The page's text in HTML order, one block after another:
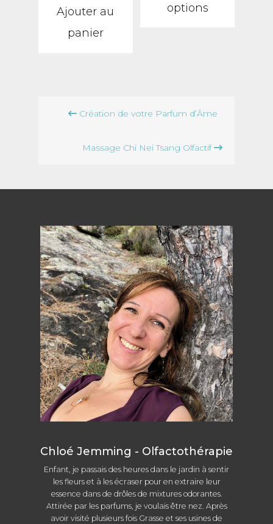
Ajouter au
panier
options
sur
page
du
produit
Navigation
l’article
Création de votre Parfum d’Âme
Massage Chi Nei Tsang Olfactif
Chloé Jemming - Olfactothérapie
Enfant, je passais des heures dans le jardin à sentir
les fleurs et à les écraser pour en extraire leur
essence dans de drôles de mixtures odorantes.
Attirée par les parfums, je voulais être nez. Après
avoir visité plusieurs fois Grasse et ses usines de